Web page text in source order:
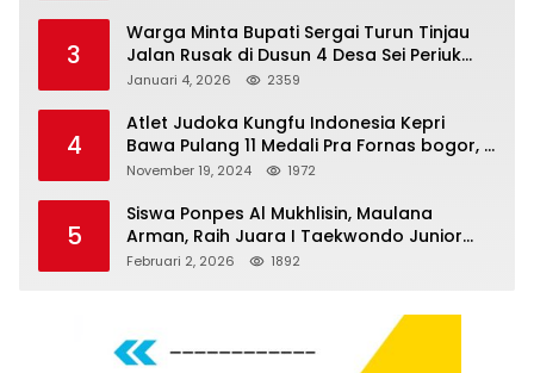
Tanjungpinang
3
Warga Minta Bupati Sergai Turun Tinjau
Jalan Rusak di Dusun 4 Desa Sei Periuk
Serdang Bedagai
Januari 4, 2026 2359
4
Atlet Judoka Kungfu Indonesia Kepri
Bawa Pulang 11 Medali Pra Fornas bogor, 3
Emas dan 8 Perunggu.
November 19, 2024 1972
5
Siswa Ponpes Al Mukhlisin, Maulana
Arman, Raih Juara I Taekwondo Junior
Putra di Riau National Championship 2026
Februari 2, 2026 1892